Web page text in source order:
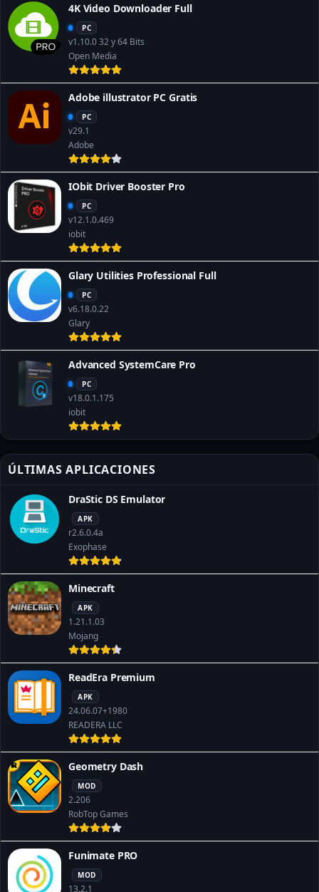
4K Video Downloader Full
PC
v1.10.0 32 y 64 Bits
Open Media
Adobe illustrator PC Gratis
PC
v29.1
Adobe
IObit Driver Booster Pro
PC
v12.1.0.469
iobit
Glary Utilities Professional Full
PC
v6.18.0.22
Glary
Advanced SystemCare Pro
PC
v18.0.1.175
iobit
ÚLTIMAS APLICACIONES
DraStic DS Emulator
APK
r2.6.0.4a
Exophase
Minecraft
APK
1.21.1.03
Mojang
ReadEra Premium
APK
24.06.07+1980
READERA LLC
Geometry Dash
MOD
2.206
RobTop Games
Funimate PRO
MOD
13.2.1